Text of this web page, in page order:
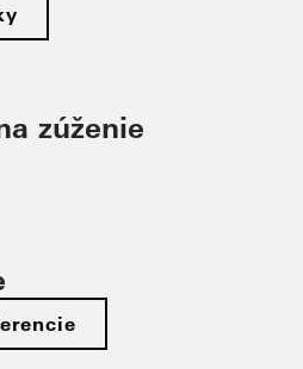
zúženie